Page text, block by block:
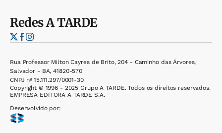
RedesA TARDE
Rua Professor Milton Cayres de Brito, 204 - Caminho das Árvores,
Salvador - BA, 41820-570
CNPJ nº 15.111.297/0001-30
Copyright © 1996 - 2025 Grupo A TARDE. Todos os direitos reservados.
EMPRESA EDITORA A TARDE S.A.
Desenvolvido por: